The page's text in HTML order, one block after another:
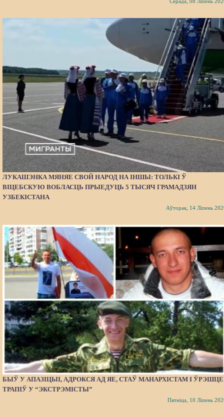
ЛУКАШЭНКА МЯНЯЕ СВОЙ НАРОД НА ІНШЫ: ТОЛЬКІ Ў
ВІЦЕБСКУЮ ВОБЛАСЦЬ ПРЫЕДУЦЬ 5 ТЫСЯЧ ГРАМАДЗЯН
УЗБЕКІСТАНА
Аўторак, 14 Ліпень
БЫЎ У АПАЗІЦЫІ, АДРОКСЯ АД ЯЕ, СТАЎ МАНАРХІСТАМ І ЎРЭШЦЕ
ТРАПІЎ У “ЭКСТРЭМІСТЫ”
Пятніца, 10 Ліпень